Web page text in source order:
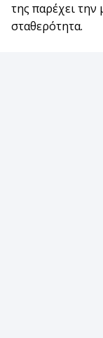
της παρέχει την
σταθερότητα.